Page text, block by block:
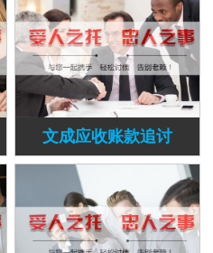
文成应收账款追讨